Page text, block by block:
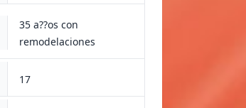
35 a??os con
remodelaciones
17